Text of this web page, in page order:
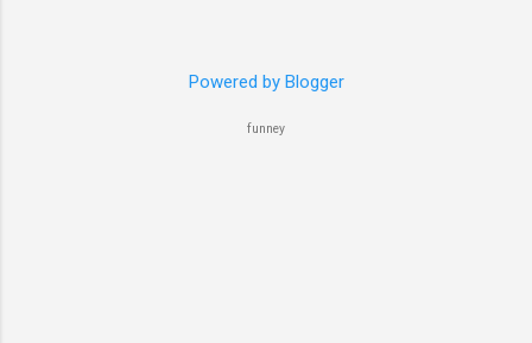
Powered by Blogger
funney